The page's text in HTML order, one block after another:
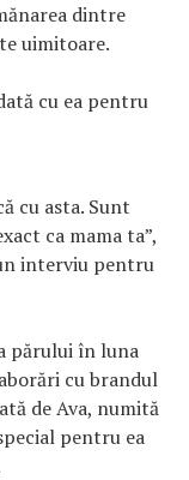
dintre
uimitoare.
cu ea pentru
cu asta. Sunt
ca mama ta”,
interviu pentru
părului în luna
cu brandul
de Ava, numită
pentru ea